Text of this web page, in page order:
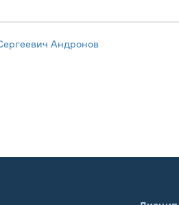
Андронов